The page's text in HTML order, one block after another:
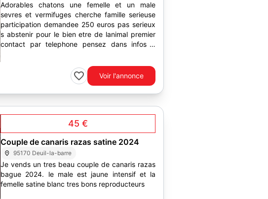
Adorables chatons une femelle et un male
sevres et vermifuges cherche famille serieuse
participation demandee 250 euros pas serieux
s abstenir pour le bien etre de lanimal premier
contact par telephone pensez dans infos a
Voir l'annonce
45 €
Couple de canaris razas satine 2024
95170 Deuil-la-barre
Je vends un tres beau couple de canaris razas
bague 2024. le male est jaune intensif et la
femelle satine blanc tres bons reproducteurs